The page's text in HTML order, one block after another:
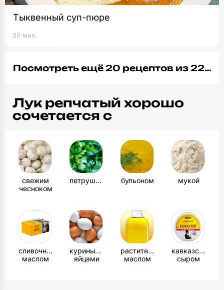
Тыквенный суп-пюре
30 мин.
Посмотреть ещё 20 рецептов из 22…
Лук репчатый хорошо
сочетается с
свежим
чесноком
петрушкой бульоном мукой
сливочным
маслом
куриными
яйцами
растительным
маслом
кавказским
сыром